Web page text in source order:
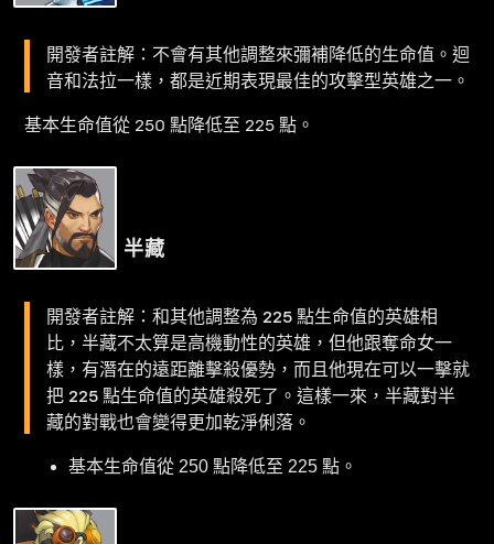
開發者註解：不會有其他調整來彌補降低的生命值。迴
音和法拉一樣，都是近期表現最佳的攻擊型英雄之一。
基本生命值從 250 點降低至 225 點。
半藏
開發者註解：和其他調整為 225 點生命值的英雄相
比，半藏不太算是高機動性的英雄，但他跟奪命女一
樣，有潛在的遠距離擊殺優勢，而且他現在可以一擊就
把 225 點生命值的英雄殺死了。這樣一來，半藏對半
藏的對戰也會變得更加乾淨俐落。
基本生命值從 250 點降低至 225 點。